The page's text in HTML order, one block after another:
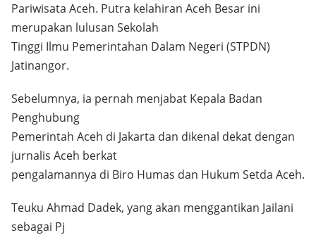
Pariwisata Aceh. Putra kelahiran Aceh Besar ini
merupakan lulusan Sekolah
Tinggi Ilmu Pemerintahan Dalam Negeri (STPDN)
Jatinangor.
Sebelumnya, ia pernah menjabat Kepala Badan
Penghubung
Pemerintah Aceh di Jakarta dan dikenal dekat dengan
jurnalis Aceh berkat
pengalamannya di Biro Humas dan Hukum Setda Aceh.
Teuku Ahmad Dadek, yang akan menggantikan Jailani
sebagai Pj